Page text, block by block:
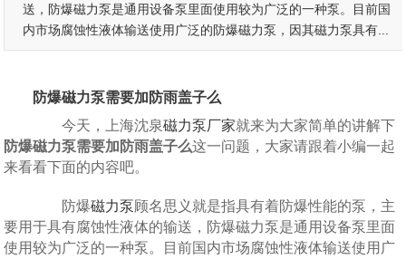
送，防爆磁力泵是通用设备泵里面使用较为广泛的一种泵。目前国
内市场腐蚀性液体输送使用广泛的防爆磁力泵，因其磁力泵具有...
防爆磁力泵需要加防雨盖子么
今天，上海沈泉磁力泵厂家就来为大家简单的讲解下
防爆磁力泵需要加防雨盖子么这一问题，大家请跟着小编一起
来看看下面的内容吧。
防爆磁力泵顾名思义就是指具有着防爆性能的泵，主
要用于具有腐蚀性液体的输送，防爆磁力泵是通用设备泵里面
使用较为广泛的一种泵。目前国内市场腐蚀性液体输送使用广